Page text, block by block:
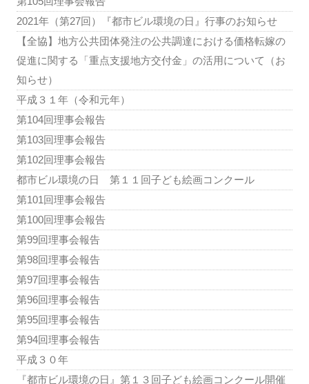
2021年（第27回）『都市ビル環境の日』行事のお知らせ
【全協】地方公共団体発注の公共調達における価格転嫁の
促進に関する「重点支援地方交付金」の活用について（お
知らせ）
平成３１年（令和元年）
第104回理事会報告
第103回理事会報告
第102回理事会報告
都市ビル環境の日 第１１回子ども絵画コンクール
第101回理事会報告
第100回理事会報告
第99回理事会報告
第98回理事会報告
第97回理事会報告
第96回理事会報告
第95回理事会報告
第94回理事会報告
平成３０年
『都市ビル環境の日』第１３回子ども絵画コンクール開催